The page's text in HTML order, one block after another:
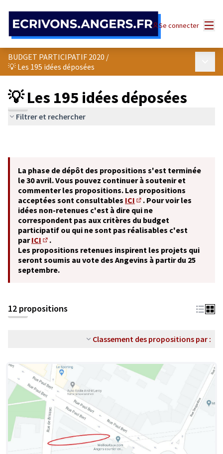
Se connecter
BUDGET PARTICIPATIF 2020 /
💡 Les 195 idées déposées
💡 Les 195 idées déposées
Filtrer et rechercher
La phase de dépôt des propositions s'est terminée
le 30 avril. Vous pouvez continuer à soutenir et
commenter les propositions. Les propositions
acceptées sont consultables ICI
(S'ouvre dans un nouvel
. Pour voir les
idées non-retenues c'est à dire qui ne
correspondent pas aux critères du budget
participatif ou qui ne sont pas réalisables c'est
parICI
(S'ouvre dans un nouvel onglet)
.
Les propositions retenues inspirent les projets qui
seront soumis au vote des Angevins à partir du 25
septembre.
12 propositions
Classement des propositions par :